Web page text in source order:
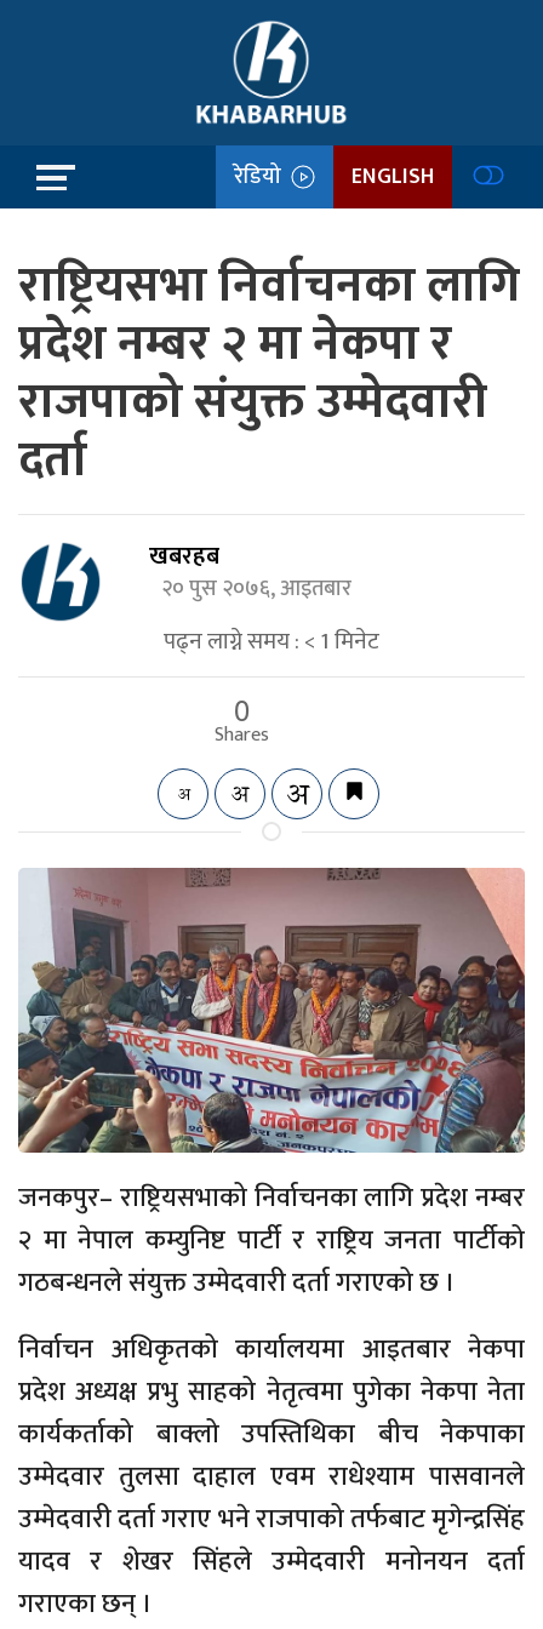
रेडियो ENGLISH
राष्ट्रियसभा निर्वाचनका लागि
प्रदेश नम्बर २ मा नेकपा र
राजपाको संयुक्त उम्मेदवारी
दर्ता
खबरहब
२० पुस २०७६, आइतबार
पढ्न लाग्ने समय :< 1मिनेट
0
Shares
जनकपुर– राष्ट्रियसभाको निर्वाचनका लागि प्रदेश नम्बर
२ मा नेपाल कम्युनिष्ट पार्टी र राष्ट्रिय जनता पार्टीको
गठबन्धनले संयुक्त उम्मेदवारी दर्ता गराएको छ ।
निर्वाचन अधिकृतको कार्यालयमा आइतबार नेकपा
प्रदेश अध्यक्ष प्रभु साहको नेतृत्वमा पुगेका नेकपा नेता
कार्यकर्ताको बाक्लो उपस्तिथिका बीच नेकपाका
उम्मेदवार तुलसा दाहाल एवम राधेश्याम पासवानले
उम्मेदवारी दर्ता गराए भने राजपाको तर्फबाट मृगेन्द्रसिंह
यादव र शेखर सिंहले उम्मेदवारी मनोनयन दर्ता
गराएका छन् ।